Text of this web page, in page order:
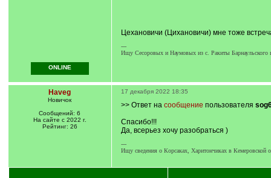
Цехановичи (Цихановичи) мне тоже
---
Ищу Сесоровых и Наумовых из с. Ракиты Барнаульского
ONLINE
Haveg
Новичок
Сообщений: 6
На сайте с 2022 г.
Рейтинг: 26
17 декабря 2022 18:35
>> Ответ на сообщение пользователя
Спасибо!!!
Да, всерьез хочу разобраться )
---
Ищу сведения о Корсаках, Харитончиках в Кемеровской